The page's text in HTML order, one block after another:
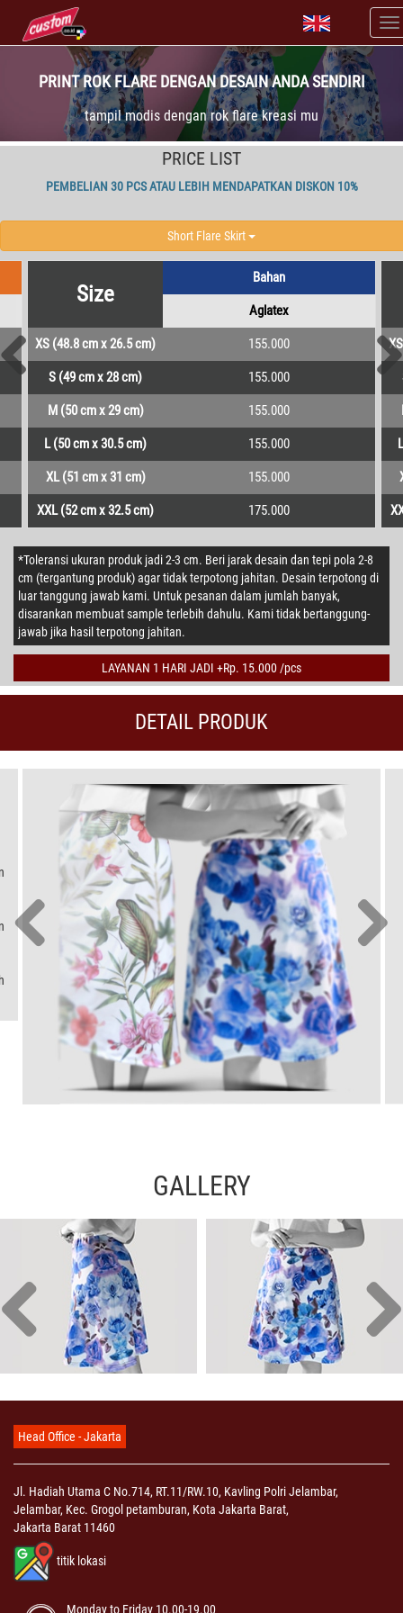
PRINT ROK FLARE DENGAN DESAIN ANDA SENDIRI
tampil modis dengan rok flare kreasi mu
PRICE LIST
PEMBELIAN 30 PCS ATAU LEBIH MENDAPATKAN DISKON 10%
Short Flare Skirt
Size
Bahan
Aglatex
XS (48.8 cm x 26.5 cm) 155.000
S (49 cm x 28 cm) 155.000
M (50 cm x 29 cm) 155.000
L (50 cm x 30.5 cm) 155.000
XL (51 cm x 31 cm) 155.000
XXL (52 cm x 32.5 cm) 175.000
*Toleransi ukuran produk jadi 2-3 cm. Beri jarak desain dan tepi pola 2-8
cm (tergantung produk) agar tidak terpotong jahitan. Desain terpotong di
luar tanggung jawab kami. Untuk pesanan dalam jumlah banyak,
disarankan membuat sample terlebih dahulu. Kami tidak bertanggung-
jawab jika hasil terpotong jahitan.
LAYANAN 1 HARI JADI +Rp. 15.000 /pcs
DETAIL PRODUK
GALLERY
Head Office - Jakarta
Jl. Hadiah Utama C No.714, RT.11/RW.10, Kavling Polri Jelambar,
Jelambar, Kec. Grogol petamburan, Kota Jakarta Barat,
Jakarta Barat 11460
titik lokasi
Monday to Friday 10.00-19.00